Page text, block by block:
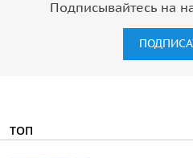
Подписывайтесь на
ТОП